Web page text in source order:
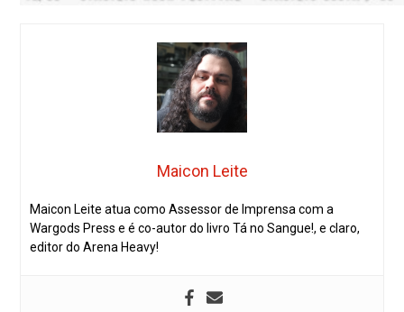
Maicon Leite
Maicon Leite atua como Assessor de Imprensa com a
Wargods Press e é co-autor do livro Tá no Sangue!, e claro,
editor do Arena Heavy!